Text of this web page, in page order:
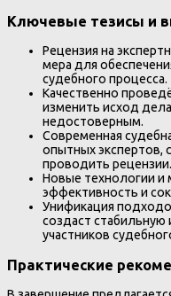
Ключевые тезисы и
Рецензия на
мера для
судебного процесса.
Качественно
изменить исход
недостоверным.
Современная
опытных экспертов,
проводить рецензии.
Новые технологии
эффективность и
Унификация
создаст стабильную
участников
Практические